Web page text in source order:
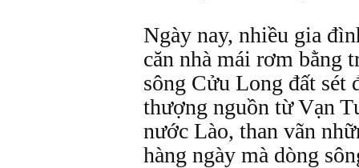
Ngày nay, nhiều gia
căn nhà mái rơm bằng
sông Cửu Long đất sét
thượng nguồn từ Vạn
nước Lào, than vãn
hàng ngày mà dòng